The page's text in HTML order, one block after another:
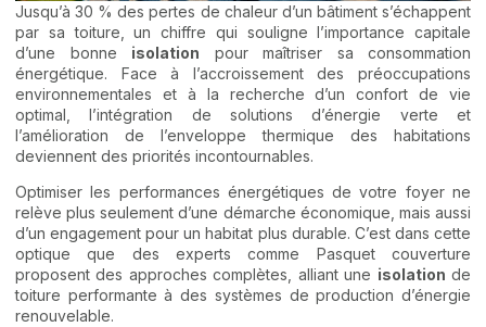
Jusqu’à 30 % des pertes de chaleur d’un bâtiment s’échappent
par sa toiture, un chiffre qui souligne l’importance capitale
d’une bonne isolation pour maîtriser sa consommation
énergétique. Face à l’accroissement des préoccupations
environnementales et à la recherche d’un confort de vie
optimal, l’intégration de solutions d’énergie verte et
l’amélioration de l’enveloppe thermique des habitations
deviennent des priorités incontournables.
Optimiser les performances énergétiques de votre foyer ne
relève plus seulement d’une démarche économique, mais aussi
d’un engagement pour un habitat plus durable. C’est dans cette
optique que des experts comme Pasquet couverture
proposent des approches complètes, alliant une isolation de
toiture performante à des systèmes de production d’énergie
renouvelable.